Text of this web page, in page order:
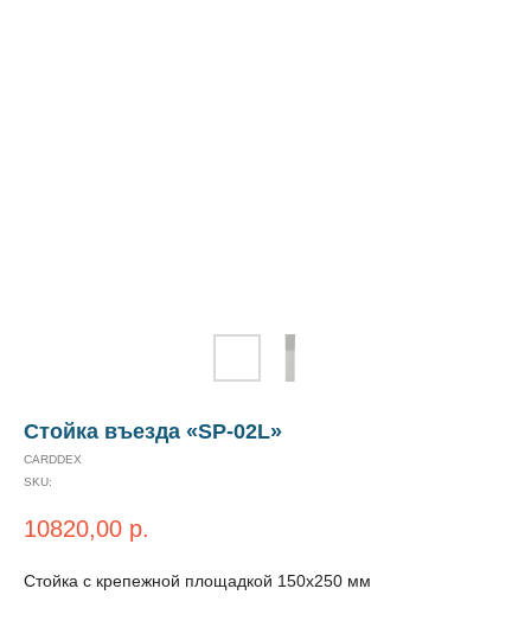
Стойка въезда «SP-02L»
CARDDEX
SKU:
10820,00 р.
Стойка с крепежной площадкой 150х250 мм